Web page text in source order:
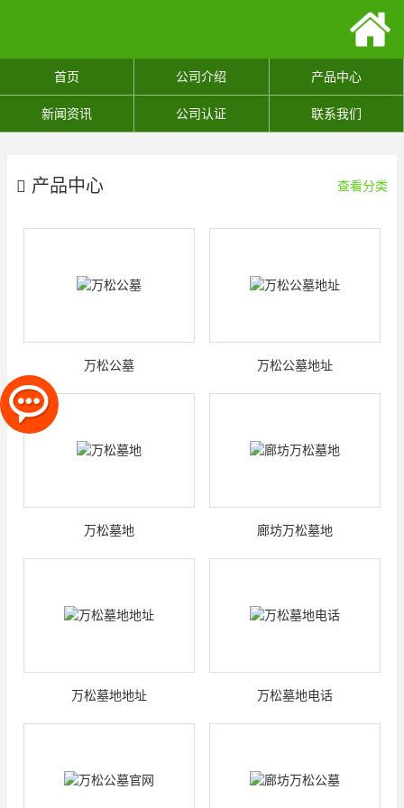
首页 公司介绍 产品中心
新闻资讯 公司认证 联系我们
产品中心 查看分类
万松公墓 万松公墓地址
万松墓地 廊坊万松墓地
万松墓地地址 万松墓地电话